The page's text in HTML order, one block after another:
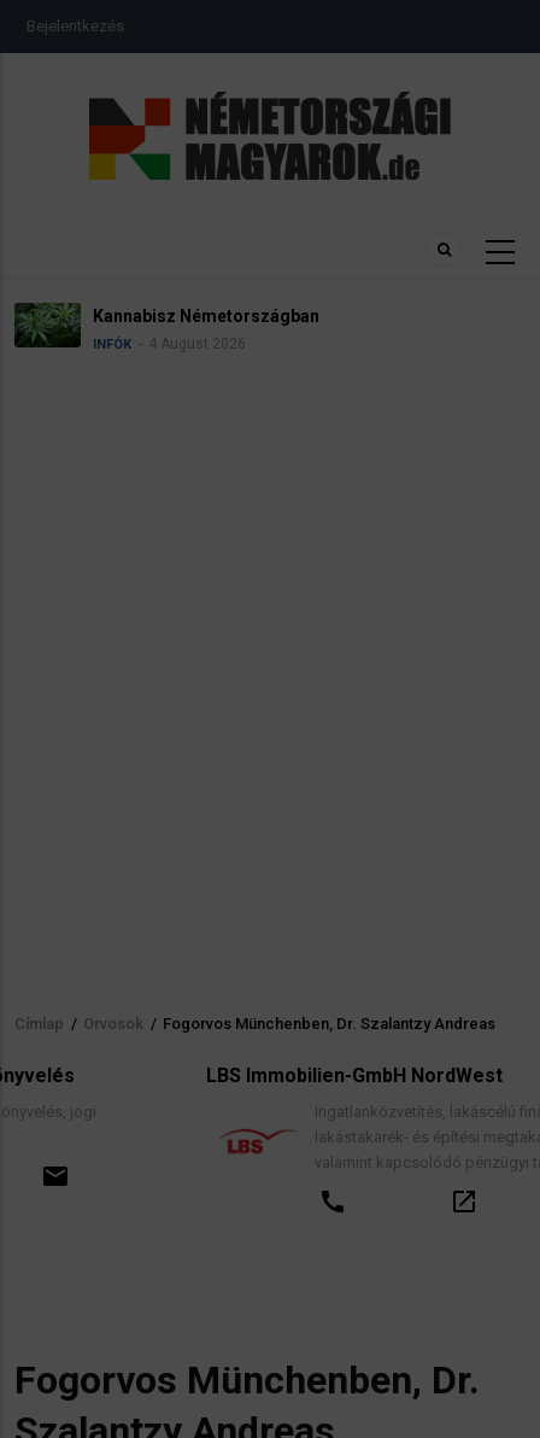
USER
ACCOUNT
Bejelentkezés
Németországban
4 August 2026
Morzsa
Címlap / Orvosok / Fogorvos Münchenben, Dr. Szalantzy Andreas
LBS Immobilien-GmbH NordWest
Ingatlanközvetítés, lakáscélú finanszírozási
lakástakarék- és építési megtakarítási
valamint kapcsolódó pénzügyi tanácsadás.
open_in_new email
Fogorvos Münchenben, Dr.